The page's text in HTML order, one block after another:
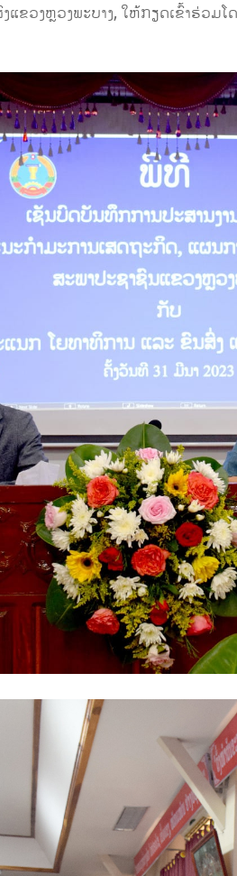
ແຂວງຫຼວງພະບາງ, ໃຫ້ກຽດເຂົ້າຮ່ວມໂ